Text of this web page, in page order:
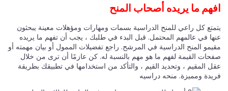
ما يريده أصحاب المنح
كل راعي للمنح الدراسية بسمات ومهارات ومؤهلات معينة يبحثون
في عالمهم المحتمل. قبل البدء في طلبك ، يجب أن تفهم ما يريده
المنح الدراسية في المرشح. راجع تفضيلات الممول أو بيان مهمته أو
القيمة لفهم ما هو مهم بالنسبة له. كن عازمًا أن ترى من خلال
المقيم ، وتحديد القيم ، والتأكد من استخدامها في تطبيقك بطريقة
ومميزة. منحه دراسيه